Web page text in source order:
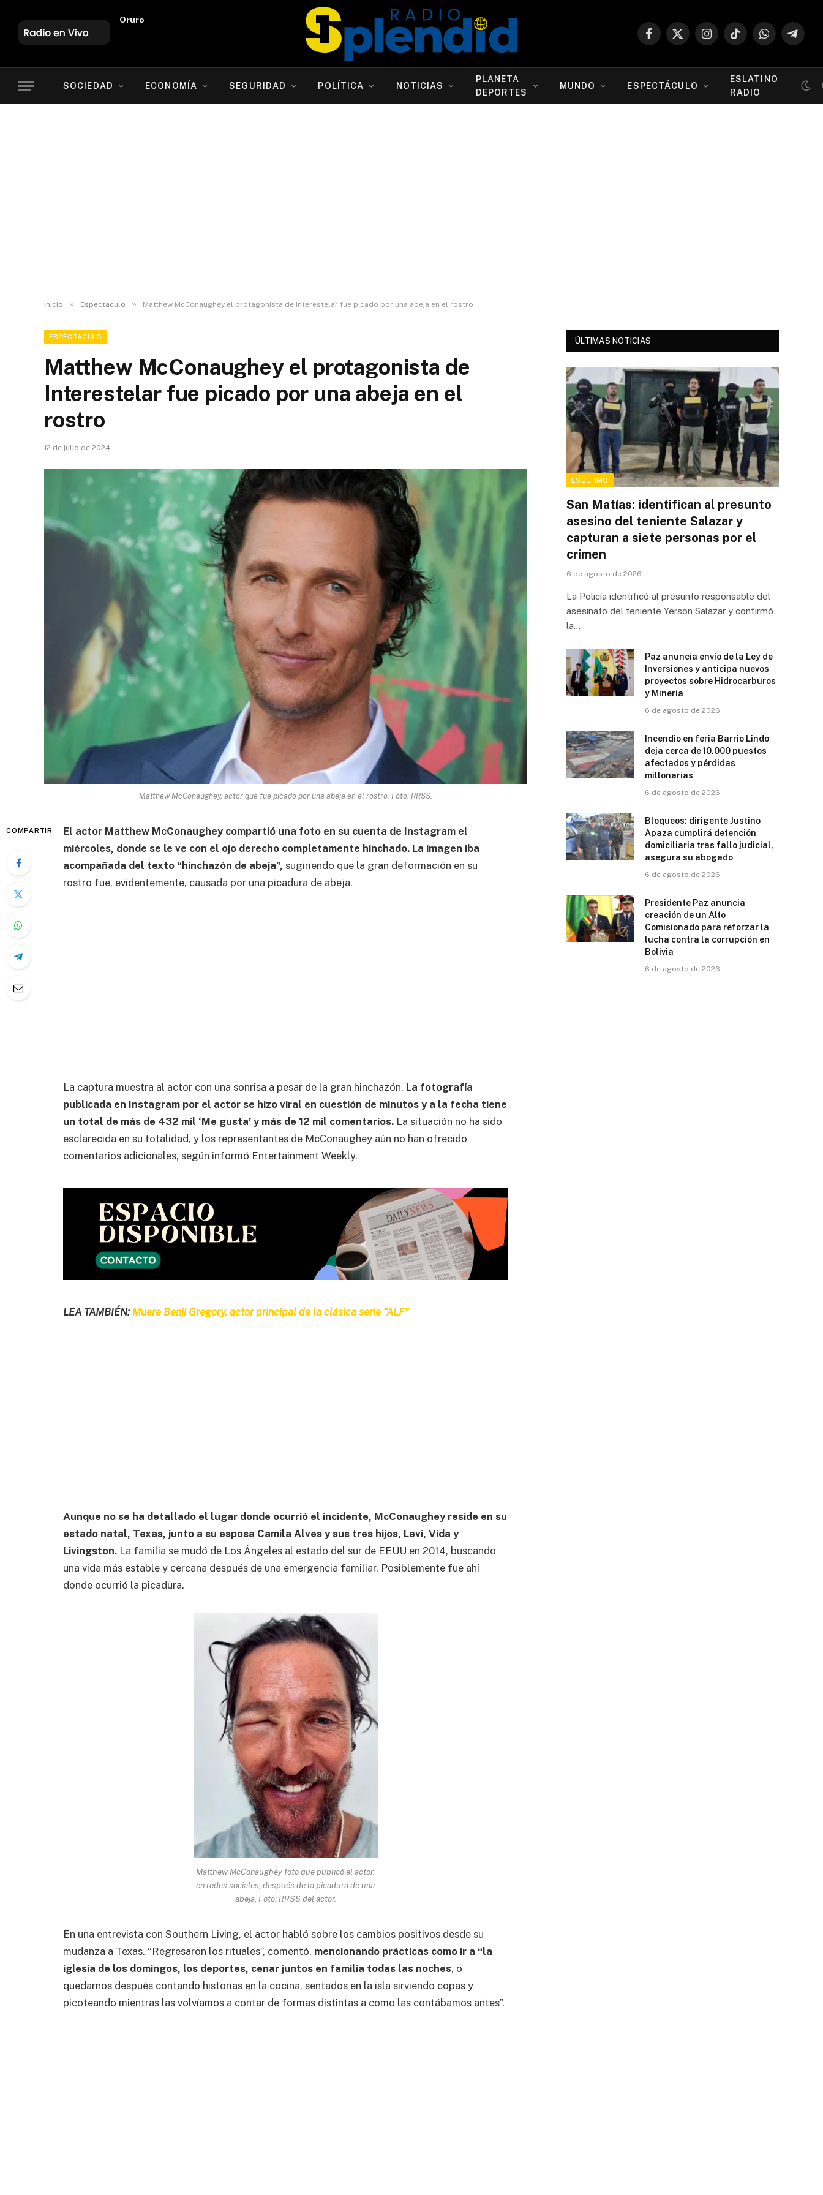
Oruro
Facebook
X
InstagramTikTokWhatsApp
SOCIEDAD ECONOMÍA SEGURIDAD POLÍTICA NOTICIAS
PLANETA
DEPORTES
MUNDO ESPECTÁCULO
ESLATINO
RADIO
Inicio » Espectáculo » Matthew McConaughey el protagonista de Interestelar fue picado por una abeja en el rostro
ESPECTÁCULO
Matthew McConaughey el protagonista de
Interestelar fue picado por una abeja en el
rostro
12 de julio de 2024
Matthew McConaughey, actor que fue picado por una abeja en el rostro. Foto: RRSS.
COMPARTIR
El actor Matthew McConaughey compartió una foto en su cuenta de Instagram el
miércoles, donde se le ve con el ojo derecho completamente hinchado. La imagen iba
acompañada del texto “hinchazón de abeja”, sugiriendo que la gran deformación en su
rostro fue, evidentemente, causada por una picadura de abeja.
La captura muestra al actor con una sonrisa a pesar de la gran hinchazón. La fotografía
publicada en Instagram por el actor se hizo viral en cuestión de minutos y a la fecha tiene
un total de más de 432 mil ‘Me gusta’ y más de 12 mil comentarios. La situación no ha sido
esclarecida en su totalidad, y los representantes de McConaughey aún no han ofrecido
comentarios adicionales, según informó Entertainment Weekly.
LEA TAMBIÉN: Muere Benji Gregory, actor principal de la clásica serie “ALF”
Aunque no se ha detallado el lugar donde ocurrió el incidente, McConaughey reside en su
estado natal, Texas, junto a su esposa Camila Alves y sus tres hijos, Levi, Vida y
Livingston. La familia se mudó de Los Ángeles al estado del sur de EEUU en 2014, buscando
una vida más estable y cercana después de una emergencia familiar. Posiblemente fue ahí
donde ocurrió la picadura.
Matthew McConaughey foto que publicó el actor,
en redes sociales, después de la picadura de una
abeja. Foto: RRSS del actor.
En una entrevista con Southern Living, el actor habló sobre los cambios positivos desde su
mudanza a Texas. “Regresaron los rituales”, comentó, mencionando prácticas como ir a “la
iglesia de los domingos, los deportes, cenar juntos en familia todas las noches, o
quedarnos después contando historias en la cocina, sentados en la isla sirviendo copas y
picoteando mientras las volvíamos a contar de formas distintas a como las contábamos antes”.
ÚLTIMAS NOTICIAS
ESÚLTIMO
San Matías: identifican al presunto
asesino del teniente Salazar y
capturan a siete personas por el
crimen
6 de agosto de 2026
La Policía identificó al presunto responsable del
asesinato del teniente Yerson Salazar y confirmó
la…
Paz anuncia envío de la Ley de
Inversiones y anticipa nuevos
proyectos sobre Hidrocarburos
y Minería
6 de agosto de 2026
Incendio en feria Barrio Lindo
deja cerca de 10.000 puestos
afectados y pérdidas
millonarias
6 de agosto de 2026
Bloqueos: dirigente Justino
Apaza cumplirá detención
domiciliaria tras fallo judicial,
asegura su abogado
6 de agosto de 2026
Presidente Paz anuncia
creación de un Alto
Comisionado para reforzar la
lucha contra la corrupción en
Bolivia
6 de agosto de 2026